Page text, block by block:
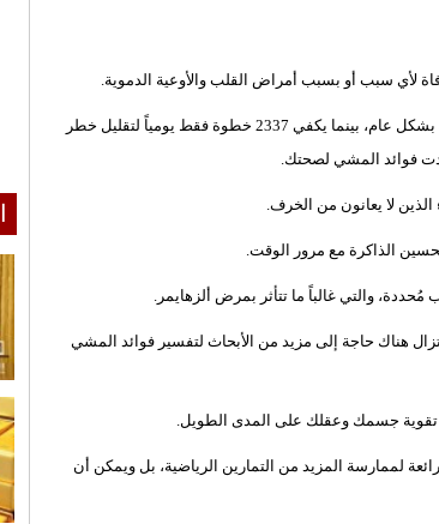
لأي سبب أو بسبب أمراض القلب والأوعية الدموية.
وتشير إحدى الدراسات إلى أن المشي 3867 خطوة على الأقل يومياً يقلل من خطر الوفاة بشكل عام، بينما يكفي 2337 خطوة فقط يومياً لتقليل خطر
فوائد المشي لصحتك.
لا يعانون من الخرف.
الذاكرة مع مرور الوقت.
والتي غالباً ما تتأثر بمرض ألزهايمر.
هناك حاجة إلى مزيد من الأبحاث لتفسير فوائد المشي
تقوية جسمك وعقلك على المدى الطويل.
لممارسة المزيد من التمارين الرياضية، بل ويمكن أن